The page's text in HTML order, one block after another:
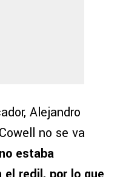
Alejandro
no se va
no estaba